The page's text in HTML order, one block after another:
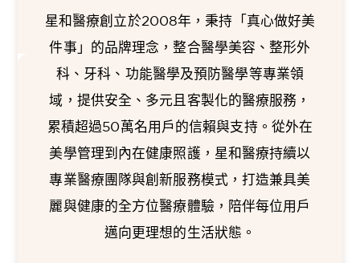
星和醫療創立於2008年，秉持「真心做好美
件事」的品牌理念，整合醫學美容、整形外
科、牙科、功能醫學及預防醫學等專業領
域，提供安全、多元且客製化的醫療服務，
累積超過50萬名用戶的信賴與支持。從外在
美學管理到內在健康照護，星和醫療持續以
專業醫療團隊與創新服務模式，打造兼具美
麗與健康的全方位醫療體驗，陪伴每位用戶
邁向更理想的生活狀態。